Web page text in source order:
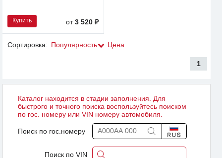
Купить от3 520 ₽
Сортировка: Популярность Цена
1
Каталог находится в стадии заполнения. Для
быстрого и точного поиска воспользуйтесь поиском
по гос. номеру или VIN номеру автомобиля.
Поиск по гос.номеру
Поиск по VIN